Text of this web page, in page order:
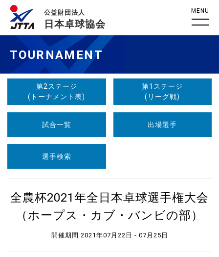
公益財団法人
日本卓球協会
MENU
TOURNAMENT
第2ステージ
(トーナメント表)
第1ステージ
(リーグ戦)
試合一覧 出場選手
選手検索
全農杯2021年全日本卓球選手権大会
（ホープス・カブ・バンビの部）
開催期間 2021年07月22日 - 07月25日